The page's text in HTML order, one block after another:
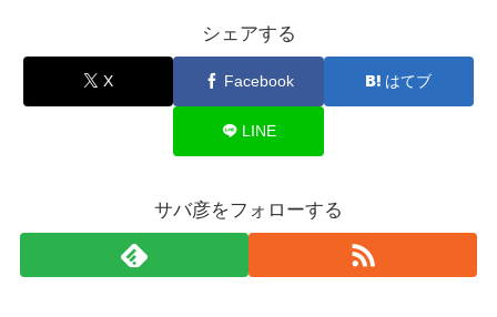
シェアする
X Facebook はてブ
LINE
サバ彦をフォローする